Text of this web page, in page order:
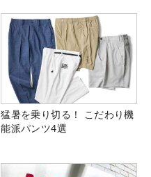
猛暑を乗り切る！ こだわり機
能派パンツ4選